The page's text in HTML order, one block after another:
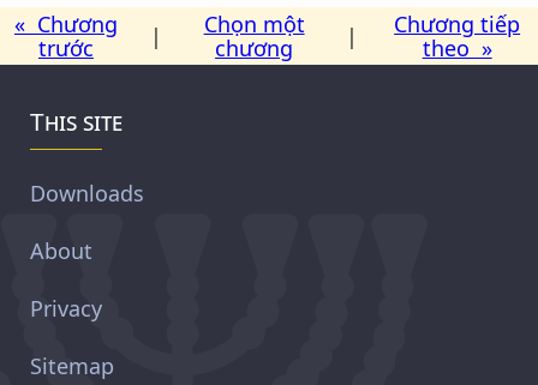
« Chương
trước
|
Chọn một
chương
|
Chương tiếp
theo »
This site
Downloads
About
Privacy
Sitemap